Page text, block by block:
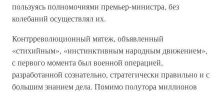
пользуясь полномочиями премьер-министра, без
колебаний осуществлял их.
Контрреволюционный мятеж, объявленный
«стихийным», «инстинктивным народным движением»,
с первого момента был военной операцией,
разработанной сознательно, стратегически правильно и с
большим знанием дела. Помимо полутора миллионов